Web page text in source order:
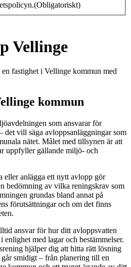
(Obligatoriskt)
Vellinge
fastighet i Vellinge kommun med
kommun
som ansvarar för
det vill säga avloppsanläggningar som
nätet. Målet med tillsynen är att
uppfyller gällande miljö- och
anlägga ett nytt avlopp gör
bedömning av vilka reningskrav som
grundas bland annat på
förutsättningar och om det finns
ansvar för hur ditt avloppsvatten
enlighet med lagar och bestämmelser.
hjälper dig att hitta rätt lösning
smidigt – från planering till en